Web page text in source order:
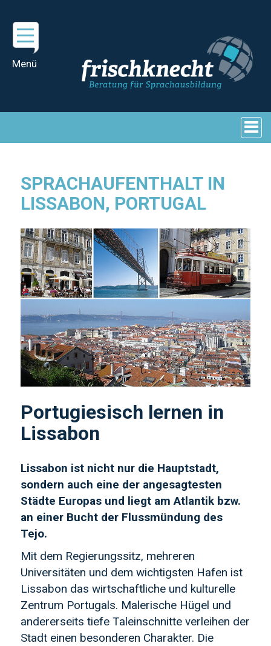
SPRACHAUFENTHALT IN
LISSABON, PORTUGAL
Portugiesisch lernen in
Lissabon
Lissabon ist nicht nur die Hauptstadt,
sondern auch eine der angesagtesten
Städte Europas und liegt am Atlantik bzw.
an einer Bucht der Flussmündung des
Tejo.
Mit dem Regierungssitz, mehreren
Universitäten und dem wichtigsten Hafen ist
Lissabon das wirtschaftliche und kulturelle
Zentrum Portugals. Malerische Hügel und
andererseits tiefe Taleinschnitte verleihen der
Stadt einen besonderen Charakter. Die